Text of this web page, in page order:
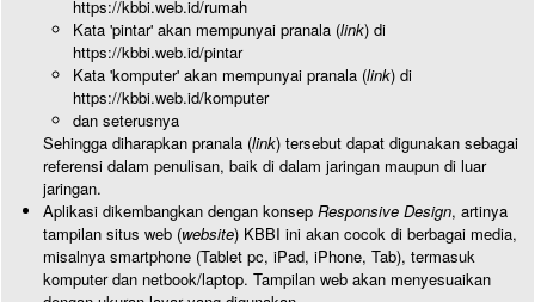
https://kbbi.web.id/rumah
Kata 'pintar' akan mempunyai pranala (link) di
https://kbbi.web.id/pintar
Kata 'komputer' akan mempunyai pranala (link) di
https://kbbi.web.id/komputer
dan seterusnya
Sehingga diharapkan pranala (link) tersebut dapat digunakan sebagai
referensi dalam penulisan, baik di dalam jaringan maupun di luar
jaringan.
Aplikasi dikembangkan dengan konsep Responsive Design, artinya
tampilan situs web (website) KBBI ini akan cocok di berbagai media,
misalnya smartphone (Tablet pc, iPad, iPhone, Tab), termasuk
komputer dan netbook/laptop. Tampilan web akan menyesuaikan